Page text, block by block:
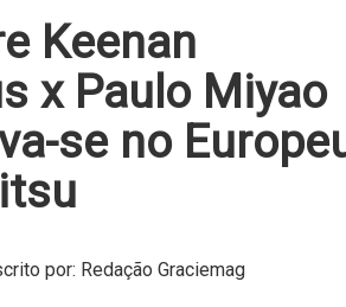
Keenan
x Paulo Miyao
se no
por: Redação Graciemag